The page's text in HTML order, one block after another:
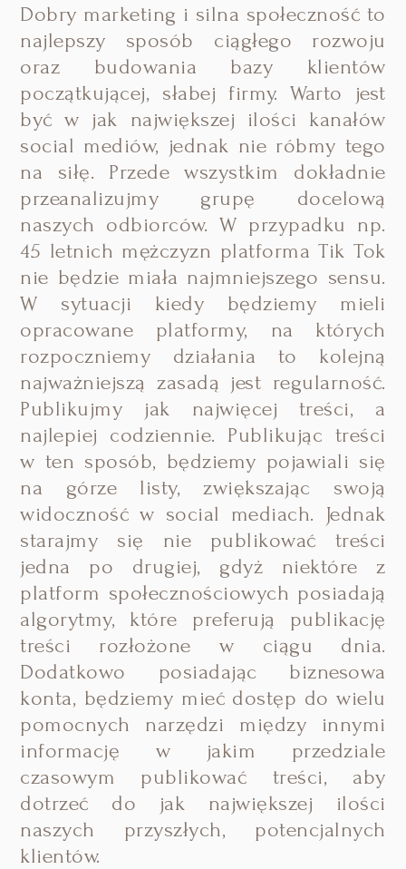
Dobry marketing i silna społeczność to
najlepszy sposób ciągłego rozwoju
oraz budowania bazy klientów
początkującej, słabej firmy. Warto jest
być w jak największej ilości kanałów
social mediów, jednak nie róbmy tego
na siłę. Przede wszystkim dokładnie
przeanalizujmy grupę docelową
naszych odbiorców. W przypadku np.
45 letnich mężczyzn platforma Tik Tok
nie będzie miała najmniejszego sensu.
W sytuacji kiedy będziemy mieli
opracowane platformy, na których
rozpoczniemy działania to kolejną
najważniejszą zasadą jest regularność.
Publikujmy jak najwięcej treści, a
najlepiej codziennie. Publikując treści
w ten sposób, będziemy pojawiali się
na górze listy, zwiększając swoją
widoczność w social mediach. Jednak
starajmy się nie publikować treści
jedna po drugiej, gdyż niektóre z
platform społecznościowych posiadają
algorytmy, które preferują publikację
treści rozłożone w ciągu dnia.
Dodatkowo posiadając biznesowa
konta, będziemy mieć dostęp do wielu
pomocnych narzędzi między innymi
informację w jakim przedziale
czasowym publikować treści, aby
dotrzeć do jak największej ilości
naszych przyszłych, potencjalnych
klientów.